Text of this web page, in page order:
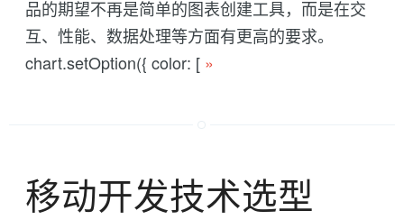
品的期望不再是简单的图表创建工具，而是在交
互、性能、数据处理等方面有更高的要求。
chart.setOption({ color: [ »
移动开发技术选型